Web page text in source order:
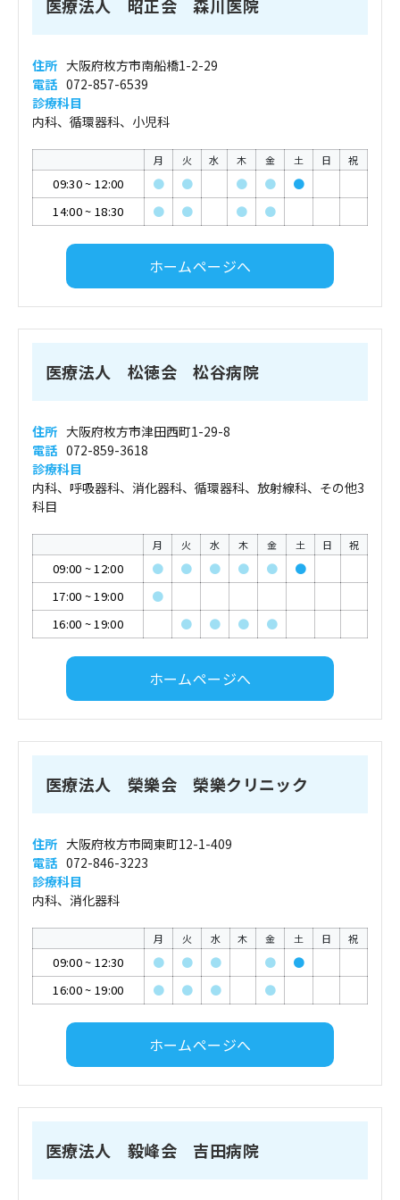
医療法人 昭正会 森川医院
住所 大阪府枚方市南船橋1-2-29
電話 072-857-6539
診療科目
内科、循環器科、小児科
月 火 水 木 金 土 日 祝
09:30~ 12:00 ● ● ● ●
●
14:00~ 18:30 ● ● ● ●
ホームページへ
医療法人 松徳会 松谷病院
住所 大阪府枚方市津田西町1-29-8
電話 072-859-3618
診療科目
内科、呼吸器科、消化器科、循環器科、放射線科、その他3
科目
月 火 水 木 金 土 日 祝
09:00 ~12:00 ● ● ● ● ●
●
17:00 ~19:00
●
16:00 ~19:00 ● ● ● ●
ホームページへ
医療法人 榮樂会 榮樂クリニック
住所 大阪府枚方市岡東町12-1-409
電話 072-846-3223
診療科目
内科、消化器科
月 火 水 木 金 土 日 祝
09:00~ 12:30 ● ● ● ●
●
16:00~ 19:00 ● ● ● ●
ホームページへ
医療法人 毅峰会 吉田病院